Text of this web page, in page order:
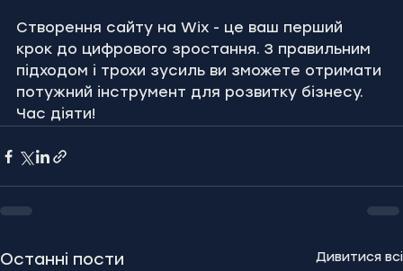
Створення сайту на Wix - це ваш перший
крок до цифрового зростання. З правильним
підходом і трохи зусиль ви зможете отримати
потужний інструмент для розвитку бізнесу.
Час діяти!
Останні пости Дивитися всі